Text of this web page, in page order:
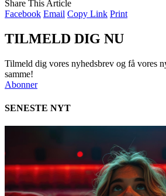
Share This Article
Facebook Email Copy Link Print
TILMELD DIG NU
Tilmeld dig vores nyhedsbrev og få vores
samme!
Abonner
SENESTE NYT